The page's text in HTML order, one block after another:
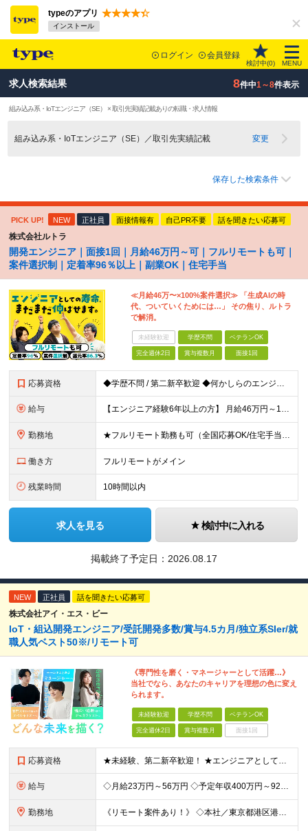
typeのアプリ
インストール
ログイン 会員登録
検討中(0) MENU
求人検索結果 8件中1～8件表示
組み込み系・IoTエンジニア（SE） × 取引先実績記載ありの転職・求人情報
組み込み系・IoTエンジニア（SE）／取引先実績記載 変更
保存した検索条件
PICK UP! NEW 正社員 面接情報有 自己PR不要 話を聞きたい応募可
株式会社ルトラ
開発エンジニア｜面接1回｜月給46万円～可｜フルリモートも可｜
案件選択制｜定着率96％以上｜副業OK｜住宅手当
≪月給46万〜×100%案件選択≫ 「生成AIの時
代、ついていくためには…」 その焦り、ルトラ
で解消。
未経験歓迎 学歴不問 ベテランOK
完全週休2日 賞与複数月 面接1回
応募資格 ◆学歴不問 / 第二新卒歓迎 ◆何かしらのエンジニア経験をお持ちの方 （言語・期間・フェーズ不問） 経験浅めの方も遠慮なくご応募ください！ ■入社前Q＆A ────── ◎実力に見合った報酬が手に
給与 【エンジニア経験6年以上の方】 月給46万円～100万円（固定残業代含む） ※上記月給には月30時間分の固定残業代（月8万7,400円～月19万円）を含む。超過分は全額支給。 【エンジニア経験4年以
勤務地 ★フルリモート勤務も可（全国応募OK/住宅手当を支給します） ※案件によって常駐が必要になる場合があります。 ※希望がない限り、転勤はありません ※U・Iターン歓迎 ★ルトラの社員は全国各地で活躍中
働き方 フルリモートがメイン
残業時間 10時間以内
求人を見る 検討中に入れる
掲載終了予定日： 2026.08.17
NEW 正社員 話を聞きたい応募可
株式会社アイ・エス・ビー
IoT・組込開発エンジニア/受託開発多数/賞与4.5カ月/独立系SIer/就
職人気ベスト50※/リモート可
《専門性を磨く・マネージャーとして活躍…》
当社でなら、あなたのキャリアを理想の色に変え
られます。
未経験歓迎 学歴不問 ベテランOK
完全週休2日 賞与複数月 面接1回
応募資格 ★未経験、第二新卒歓迎！ ★エンジニアとしてキャリアを構築したい方大歓迎！ ★リーダー・マネジメント志向をお持ちの方大歓迎！ 《上流工程へのステップアップを目指す方歓迎》 「保守・改修・テスト経験を
給与 ◇月給23万円～56万円 ◇予定年収400万円～925万円 ※残業代全額支給 ※試用期間4カ月 （給与・待遇・雇用形態に差異無し） ◇通勤手当：上限50,000円／月 ◇子育て手当：8,500円（1
勤務地 《リモート案件あり！》 ◇本社／東京都港区港南2-16-3 品川グランドセントラルタワー ◇各事業所／東京、静岡、山梨、大阪、宮城、愛知 ※案件によっては客先勤務の可能性あり ※(変更の範囲)上記